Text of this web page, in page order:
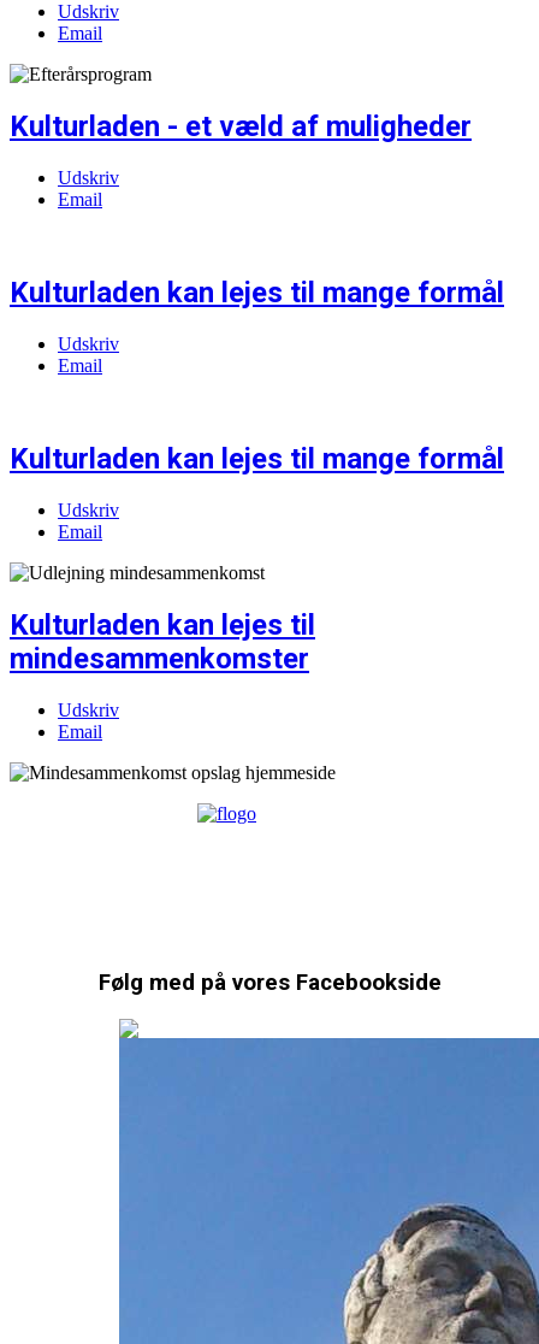
Udskriv
Email
Kulturladen - et væld af muligheder
Udskriv
Email
Kulturladen kan lejes til mange formål
Udskriv
Email
Kulturladen kan lejes til mange formål
Udskriv
Email
Kulturladen kan lejes til
mindesammenkomster
Udskriv
Email
Følg med på vores Facebookside